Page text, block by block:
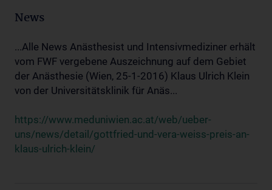
News
...Alle News Anästhesist und Intensivmediziner erhält
vom FWF vergebene Auszeichnung auf dem Gebiet
der Anästhesie (Wien, 25-1-2016) Klaus Ulrich Klein
von der Universitätsklinik für Anäs...
https://www.meduniwien.ac.at/web/ueber-
uns/news/detail/gottfried-und-vera-weiss-preis-an-
klaus-ulrich-klein/